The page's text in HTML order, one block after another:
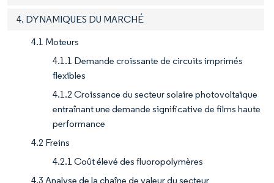
4. DYNAMIQUES DU MARCHÉ
4.1 Moteurs
4.1.1 Demande croissante de circuits imprimés
flexibles
4.1.2 Croissance du secteur solaire photovoltaïque
entraînant une demande significative de films haute
performance
4.2 Freins
4.2.1 Coût élevé des fluoropolymères
4.3 Analyse de la chaîne de valeur du secteur